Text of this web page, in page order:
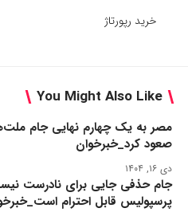
خرید رپورتاژ
You Might Also Like
مصر به یک چهارم نهایی جام
صعود کرد_خبرخوان
دی ۱۶, ۱۴۰۴
جام حذفی جایی برای نادرست
پرسپولیس قابل احترام